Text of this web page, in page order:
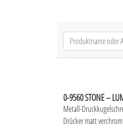
0-9560 STONE –
Metall-
Drücker matt